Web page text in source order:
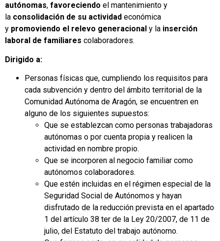
autónomas, favoreciendo el mantenimiento y
la consolidación de su actividad económica
y promoviendo el relevo generacional y la inserción
laboral de familiares colaboradores.
Dirigido a:
Personas físicas que, cumpliendo los requisitos para
cada subvención y dentro del ámbito territorial de la
Comunidad Autónoma de Aragón, se encuentren en
alguno de los siguientes supuestos:
Que se establezcan como personas trabajadoras
autónomas o por cuenta propia y realicen la
actividad en nombre propio.
Que se incorporen al negocio familiar como
autónomos colaboradores.
Que estén incluidas en el régimen especial de la
Seguridad Social de Autónomos y hayan
disfrutado de la reducción prevista en el apartado
1 del artículo 38 ter de la Ley 20/2007, de 11 de
julio, del Estatuto del trabajo autónomo.